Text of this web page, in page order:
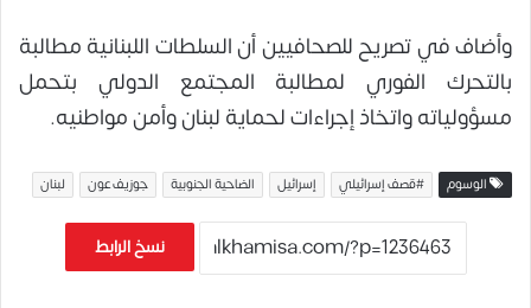
وأضاف في تصريح للصحافيين أن السلطات اللبنانية مطالبة
بالتحرك الفوري لمطالبة المجتمع الدولي بتحمل
مسؤولياته واتخاذ إجراءات لحماية لبنان وأمن مواطنيه.
الوسوم #قصف إسرائيلي إسرائيل الضاحية الجنوبية جوزيف عون لبنان
نسخ الرابط